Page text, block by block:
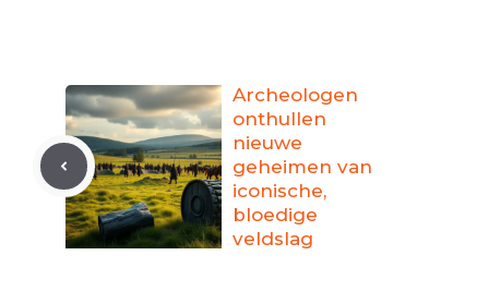
Archeologen
onthullen
nieuwe
geheimen van
iconische,
bloedige
veldslag